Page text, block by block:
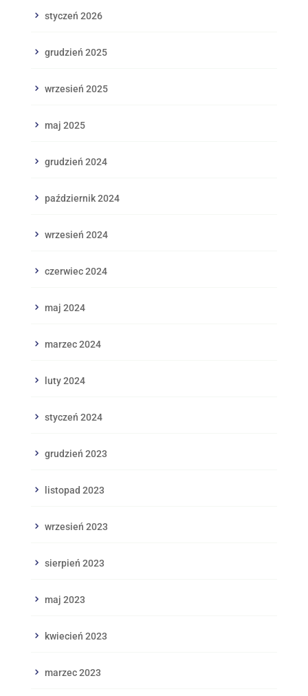
styczeń 2026
grudzień 2025
wrzesień 2025
maj 2025
grudzień 2024
październik 2024
wrzesień 2024
czerwiec 2024
maj 2024
marzec 2024
luty 2024
styczeń 2024
grudzień 2023
listopad 2023
wrzesień 2023
sierpień 2023
maj 2023
kwiecień 2023
marzec 2023